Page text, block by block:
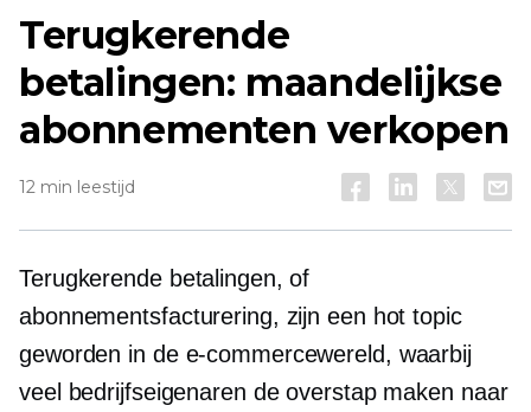
Terugkerende
betalingen: maandelijkse
abonnementen verkopen
12 min leestijd
Terugkerende betalingen, of
abonnementsfacturering, zijn een hot topic
geworden in de e-commercewereld, waarbij
veel bedrijfseigenaren de overstap maken naar